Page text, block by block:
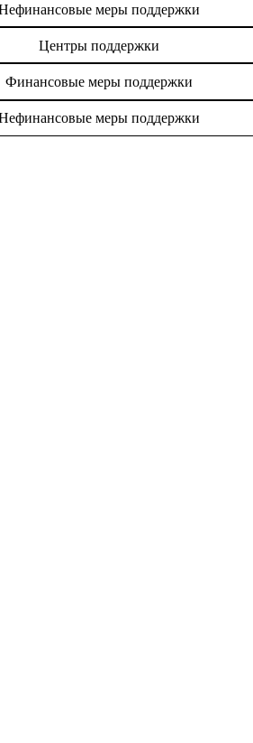
меры поддержки
Центры поддержки
Финансовые меры поддержки
меры поддержки